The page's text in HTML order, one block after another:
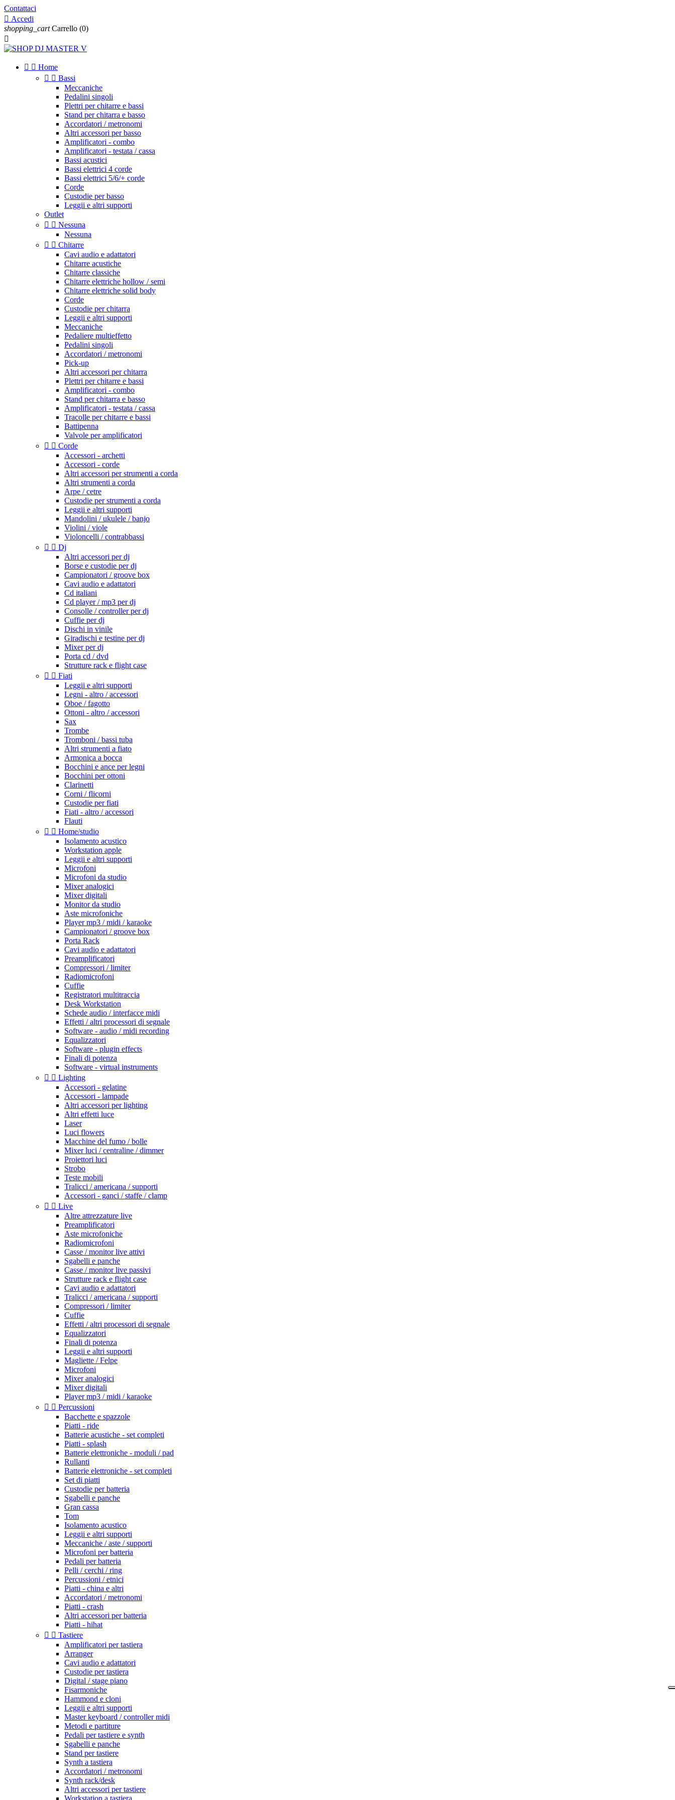
Contattaci
 Accedi
shopping_cart Carrello (0)

  Home
  Bassi
Meccaniche
Pedalini singoli
Plettri per chitarre e bassi
Stand per chitarra e basso
Accordatori / metronomi
Altri accessori per basso
Amplificatori - combo
Amplificatori - testata / cassa
Bassi acustici
Bassi elettrici 4 corde
Bassi elettrici 5/6/+ corde
Corde
Custodie per basso
Leggii e altri supporti
Outlet
  Nessuna
Nessuna
  Chitarre
Cavi audio e adattatori
Chitarre acustiche
Chitarre classiche
Chitarre elettriche hollow / semi
Chitarre elettriche solid body
Corde
Custodie per chitarra
Leggii e altri supporti
Meccaniche
Pedaliere multieffetto
Pedalini singoli
Accordatori / metronomi
Pick-up
Altri accessori per chitarra
Plettri per chitarre e bassi
Amplificatori - combo
Stand per chitarra e basso
Amplificatori - testata / cassa
Tracolle per chitarre e bassi
Battipenna
Valvole per amplificatori
  Corde
Accessori - archetti
Accessori - corde
Altri accessori per strumenti a corda
Altri strumenti a corda
Arpe / cetre
Custodie per strumenti a corda
Leggii e altri supporti
Mandolini / ukulele / banjo
Violini / viole
Violoncelli / contrabbassi
  Dj
Altri accessori per dj
Borse e custodie per dj
Campionatori / groove box
Cavi audio e adattatori
Cd italiani
Cd player / mp3 per dj
Consolle / controller per dj
Cuffie per dj
Dischi in vinile
Giradischi e testine per dj
Mixer per dj
Porta cd / dvd
Strutture rack e flight case
  Fiati
Leggii e altri supporti
Legni - altro / accessori
Oboe / fagotto
Ottoni - altro / accessori
Sax
Trombe
Tromboni / bassi tuba
Altri strumenti a fiato
Armonica a bocca
Bocchini e ance per legni
Bocchini per ottoni
Clarinetti
Corni / flicorni
Custodie per fiati
Fiati - altro / accessori
Flauti
  Home/studio
Isolamento acustico
Workstation apple
Leggii e altri supporti
Microfoni
Microfoni da studio
Mixer analogici
Mixer digitali
Monitor da studio
Aste microfoniche
Player mp3 / midi / karaoke
Campionatori / groove box
Porta Rack
Cavi audio e adattatori
Preamplificatori
Compressori / limiter
Radiomicrofoni
Cuffie
Registratori multitraccia
Desk Workstation
Schede audio / interfacce midi
Effetti / altri processori di segnale
Software - audio / midi recording
Equalizzatori
Software - plugin effects
Finali di potenza
Software - virtual instruments
  Lighting
Accessori - gelatine
Accessori - lampade
Altri accessori per lighting
Altri effetti luce
Laser
Luci flowers
Macchine del fumo / bolle
Mixer luci / centraline / dimmer
Proiettori luci
Strobo
Teste mobili
Tralicci / americana / supporti
Accessori - ganci / staffe / clamp
  Live
Altre attrezzature live
Preamplificatori
Aste microfoniche
Radiomicrofoni
Casse / monitor live attivi
Sgabelli e panche
Casse / monitor live passivi
Strutture rack e flight case
Cavi audio e adattatori
Tralicci / americana / supporti
Compressori / limiter
Cuffie
Effetti / altri processori di segnale
Equalizzatori
Finali di potenza
Leggii e altri supporti
Magliette / Felpe
Microfoni
Mixer analogici
Mixer digitali
Player mp3 / midi / karaoke
  Percussioni
Bacchette e spazzole
Piatti - ride
Batterie acustiche - set completi
Piatti - splash
Batterie elettroniche - moduli / pad
Rullanti
Batterie elettroniche - set completi
Set di piatti
Custodie per batteria
Sgabelli e panche
Gran cassa
Tom
Isolamento acustico
Leggii e altri supporti
Meccaniche / aste / supporti
Microfoni per batteria
Pedali per batteria
Pelli / cerchi / ring
Percussioni / etnici
Piatti - china e altri
Accordatori / metronomi
Piatti - crash
Altri accessori per batteria
Piatti - hihat
  Tastiere
Amplificatori per tastiera
Arranger
Cavi audio e adattatori
Custodie per tastiera
Digital / stage piano
Fisarmoniche
Hammond e cloni
Leggii e altri supporti
Master keyboard / controller midi
Metodi e partiture
Pedali per tastiere e synth
Sgabelli e panche
Stand per tastiere
Synth a tastiera
Accordatori / metronomi
Synth rack/desk
Altri accessori per tastiere
Workstation a tastiera